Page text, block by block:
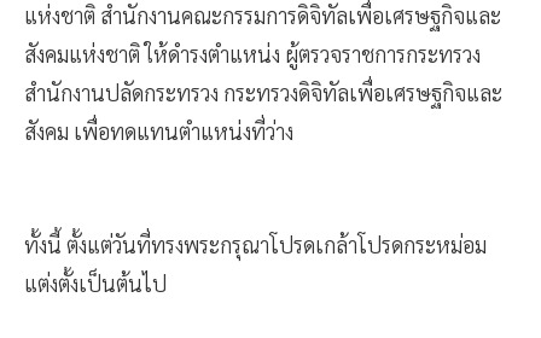
แห่งชาติ สำนักงานคณะกรรมการดิจิทัลเพื่อเศรษฐกิจและ
สังคมแห่งชาติ ให้ดำรงตำแหน่ง ผู้ตรวจราชการกระทรวง
สำนักงานปลัดกระทรวง กระทรวงดิจิทัลเพื่อเศรษฐกิจและ
สังคม เพื่อทดแทนตำแหน่งที่ว่าง
ทั้งนี้ ตั้งแต่วันที่ทรงพระกรุณาโปรดเกล้าโปรดกระหม่อม
แต่งตั้งเป็นต้นไป